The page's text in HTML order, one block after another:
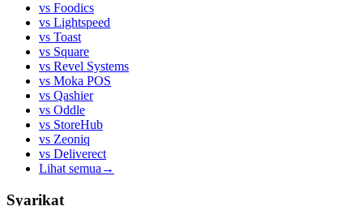
vs Foodics
vs Lightspeed
vs Toast
vs Square
vs Revel Systems
vs Moka POS
vs Qashier
vs Oddle
vs StoreHub
vs Zeoniq
vs Deliverect
Lihat semua →
Syarikat